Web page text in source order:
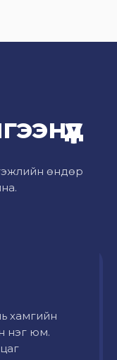
өндөр
хамгийн
нэг юм.